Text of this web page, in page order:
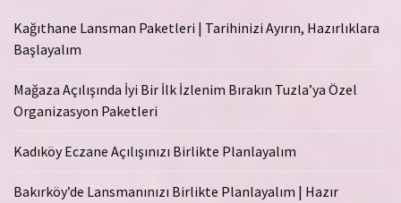
Kağıthane Lansman Paketleri | Tarihinizi Ayırın, Hazırlıklara
Başlayalım
Mağaza Açılışında İyi Bir İlk İzlenim Bırakın Tuzla’ya Özel
Organizasyon Paketleri
Kadıköy Eczane Açılışınızı Birlikte Planlayalım
Bakırköy’de Lansmanınızı Birlikte Planlayalım | Hazır